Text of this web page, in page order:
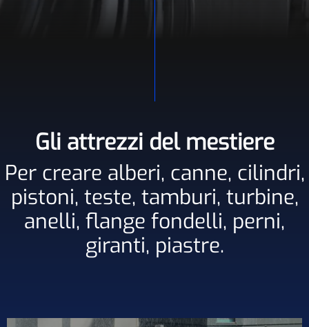
Gli attrezzi del mestiere
Per creare alberi, canne, cilindri,
pistoni, teste, tamburi, turbine,
anelli, flange fondelli, perni,
giranti, piastre.